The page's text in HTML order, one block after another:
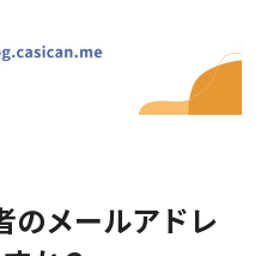
のメールアドレ